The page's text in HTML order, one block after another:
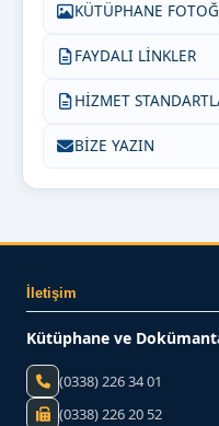
KÜTÜPHANE
FAYDALI LİNKLER
HİZMET
BİZE YAZIN
İletişim
Kütüphane ve
(0338) 226 34 01
(0338) 226 20 52